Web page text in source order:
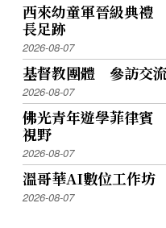
西來幼童軍晉級典禮
長足跡
2026-08-07
基督教團體 參訪交
2026-08-07
佛光青年遊學菲律賓
視野
2026-08-07
溫哥華AI數位工作坊
2026-08-07